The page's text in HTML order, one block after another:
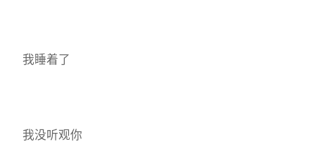
我睡着了
我没听观你